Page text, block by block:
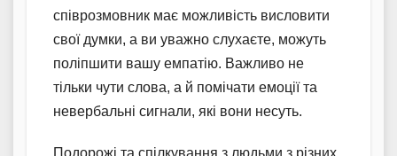
співрозмовник має можливість висловити
свої думки, а ви уважно слухаєте, можуть
поліпшити вашу емпатію. Важливо не
тільки чути слова, а й помічати емоції та
невербальні сигнали, які вони несуть.
Подорожі та спілкування з людьми з різних